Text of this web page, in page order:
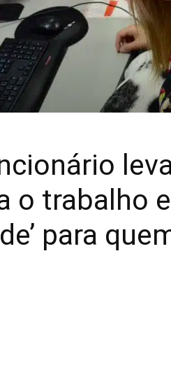
Mais
o trabalho
para